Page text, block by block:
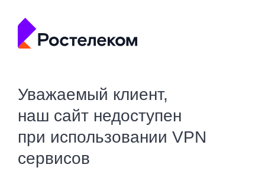
Уважаемый клиент,
наш сайт недоступен
при использовании VPN
сервисов